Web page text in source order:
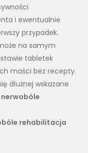
i ewentualnie
przypadek.
na samym
tabletek
maści bez recepty.
dłużnej wskazane
nerwobóle
rehabilitacja